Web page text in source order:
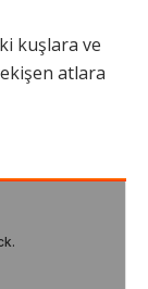
kuşlara ve
atlara